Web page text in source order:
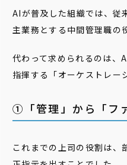
AIが普及した組織では、従
主業務とする中間管理職の
代わって求められるのは、
指揮する「オーケストレー
①「管理」から「フ
これまでの上司の役割は、